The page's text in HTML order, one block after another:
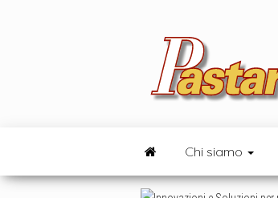
Chi siamo